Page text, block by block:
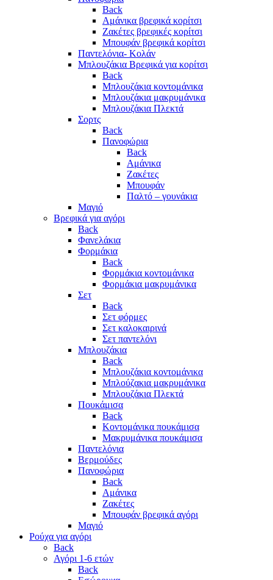
Back
Αμάνικα βρεφικά κορίτσι
Ζακέτες βρεφικές κορίτσι
Μπουφάν βρεφικά κορίτσι
Παντελόνια- Κολάν
Μπλουζάκια Βρεφικά για κορίτσι
Back
Μπλουζάκια κοντομάνικα
Μπλουζάκια μακρυμάνικα
Μπλουζάκια Πλεκτά
Σορτς
Back
Πανοφώρια
Back
Αμάνικα
Ζακέτες
Μπουφάν
Παλτό – γουνάκια
Μαγιό
Βρεφικά για αγόρι
Back
Φανελάκια
Φορμάκια
Back
Φορμάκια κοντομάνικα
Φορμάκια μακρυμάνικα
Σετ
Back
Σετ φόρμες
Σετ καλοκαιρινά
Σετ παντελόνι
Μπλουζάκια
Back
Μπλουζάκια κοντομάνικα
Μπλούζακια μακρυμάνικα
Μπλουζάκια Πλεκτά
Πουκάμισα
Back
Κοντομάνικα πουκάμισα
Μακρυμάνικα πουκάμισα
Παντελόνια
Βερμούδες
Πανοφώρια
Back
Αμάνικα
Ζακέτες
Μπουφάν βρεφικά αγόρι
Μαγιό
Ρούχα για αγόρι
Back
Αγόρι 1-6 ετών
Back